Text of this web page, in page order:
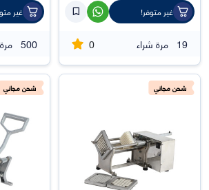
غير متوفر!
19 مرة شراء 0
غير
500
شحن مجاني شحن مجاني